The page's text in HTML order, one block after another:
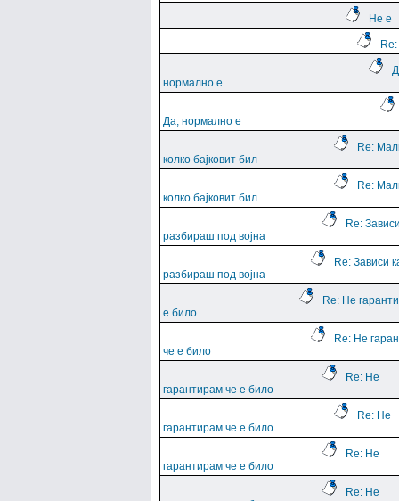
Не е
нормално е
Да, нормално е
Re:
колко бајковит бил
Re:
колко бајковит бил
Re:
разбираш под војна
Re: Зависи
разбираш под војна
Re: Не
е било
Re: Не
че е било
Re: Не
гарантирам че е било
Re: Не
гарантирам че е било
Re: Не
гарантирам че е било
Re: Не